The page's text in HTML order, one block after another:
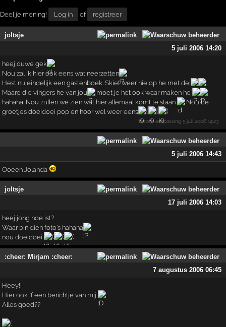
Deel je mening! Log in of registreer
joltsje
5 juli 2006 14:20
heej ouwe gek
Nou zal ik hier ook eens wat neerzetten
Hest nu eindelijk een gastenboek. Skiet weer nie op he met dei
Maare die vingers he van jou
moet je het ook waar maken he
hahaha. Nou zullen we zien wat hier allemaal komt te staan
Nou de
groetjes doeidoei pop en hoor wel weer eens
laatste aanpassing5 juli 2006 14:23
5 juli 2006 14:43
Ooeeh Jolanda
joltsje
17 juli 2006 14:03
heej jong hoe ist?
Waar bin dien foto's hahaha
nou doeidoei
:cheer: Mirjam :cheer:
7 augustus 2006 06:45
Heey!!
Hier ook ff een berichtje van mij
Alles goed??